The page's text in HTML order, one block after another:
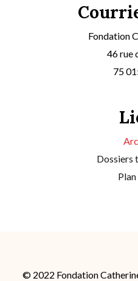
Fondation
46 rue
75
Dossiers
© 2022 Fondation